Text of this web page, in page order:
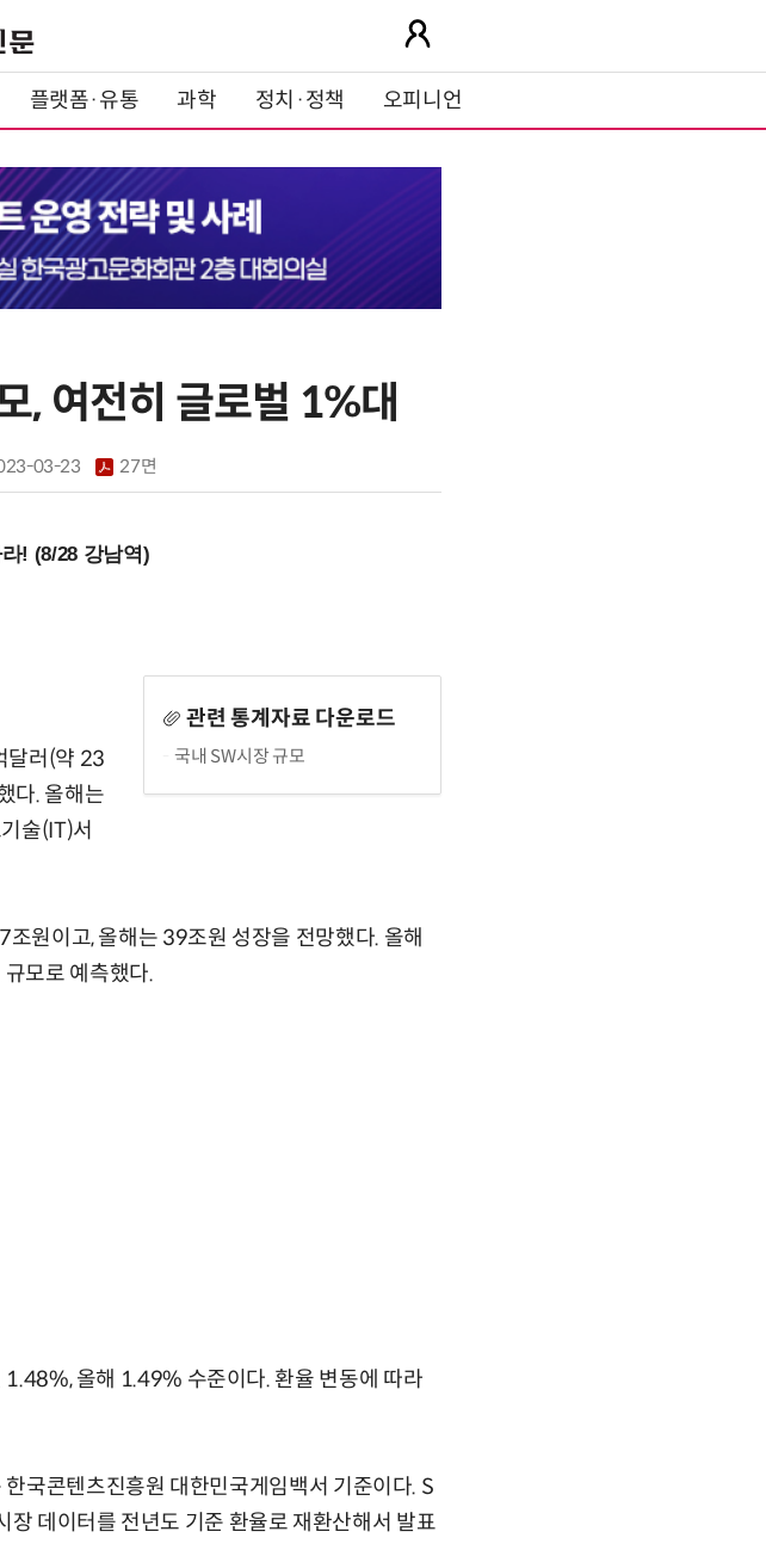
플랫폼·유통 과학 정치·정책 오피니언
, 여전히 글로벌 1%대
03-23 27면
! (8/28 강남역)
관련 통계자료 다운로드
국내 SW시장 규모
달러(약 23
다. 올해는
술(IT)서
원이고, 올해는 39조원 성장을 전망했다. 올해
모로 예측했다.
올해 1.49% 수준이다. 환율 변동에 따라
국콘텐츠진흥원 대한민국게임백서 기준이다. S
장 데이터를 전년도 기준 환율로 재환산해서 발표